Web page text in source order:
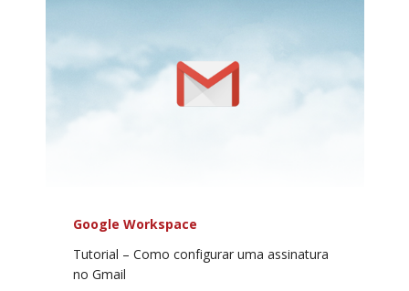
Google Workspace
Tutorial – Como configurar uma assinatura
no Gmail